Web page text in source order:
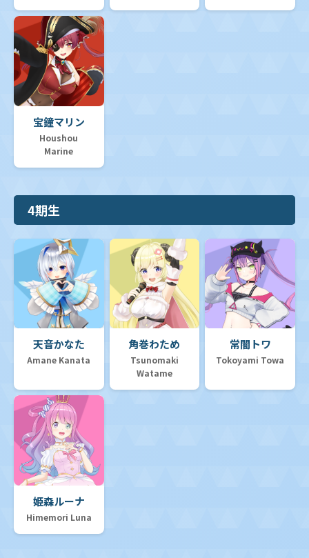
宝鐘マリン
Houshou
Marine
4期生
天音かなた
Amane Kanata
角巻わため
Tsunomaki
Watame
常闇トワ
Tokoyami Towa
姫森ルーナ
Himemori Luna